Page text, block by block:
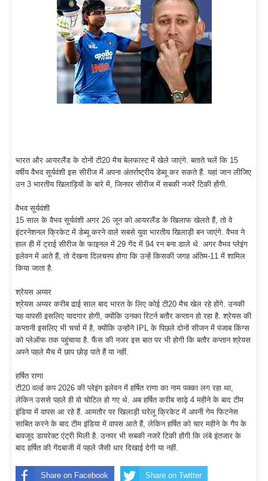
भारत और आयरलैंड के दोनों टी20 मैच बेलफास्ट में खेले जाएंगे. बताते चलें कि 15
वर्षीय वैभव सूर्यवंशी इस सीरीज में अपना अंतर्राष्ट्रीय डेब्यू कर सकते हैं. यहां जान लीजिए
उन 3 भारतीय खिलाड़ियों के बारे में, जिनपर सीरीज में सबकी नजरें टिकी होंगी.
वैभव सूर्यवंशी
15 साल के वैभव सूर्यवंशी अगर 26 जून को आयरलैंड के खिलाफ खेलते हैं, तो वे
इंटरनेशनल क्रिकेट में डेब्यू करने वाले सबसे युवा भारतीय खिलाड़ी बन जाएंगे. वैभव ने
हाल ही में ट्राई सीरीज के फाइनल में 29 गेंद में 94 रन बना डाले थे. अगर वैभव प्लेइंग
इलेवन में आते हैं, तो देखना दिलचस्प होगा कि उन्हें किसकी जगह अंतिम-11 में शामिल
किया जाता है.
श्रेयस अय्यर
श्रेयस अय्यर करीब ढाई साल बाद भारत के लिए कोई टी20 मैच खेल रहे होंगे. उनकी
यह वापसी इसलिए यादगार होगी, क्योंकि उनका रिटर्न बतौर कप्तान हो रहा है. श्रेयस की
कप्तानी इसलिए भी चर्चा में है, क्योंकि उन्होंने IPL के पिछले दोनों सीजन में पंजाब किंग्स
को प्लेऑफ तक पहुंचाया है. फैंस की नजर इस बात पर भी होगी कि बतौर कप्तान श्रेयस
अपने पहले मैच में छाप छोड़ पाते हैं या नहीं.
हर्षित राणा
टी20 वर्ल्ड कप 2026 की प्लेइंग इलेवन में हर्षित राणा का नाम पक्का लग रहा था,
लेकिन उससे पहले ही वो चोटिल हो गए थे. अब हर्षित करीब साढ़े 4 महीने के बाद टीम
इंडिया में वापस आ रहे हैं. आमतौर पर खिलाड़ी घरेलू क्रिकेट में अपनी गेम फिटनेस
साबित करने के बाद टीम इंडिया में वापस आते हैं, लेकिन हर्षित को चार महीने के गैप के
बावजूद डायरेक्ट एंट्री मिली है. उनपर भी सबकी नजरें टिकी होंगी कि लंबे इंतजार के
बाद हर्षित की गेंदबाजी में पहले जैसी धार दिखाई देगी या नहीं.
Share on Facebook Share on Twitter